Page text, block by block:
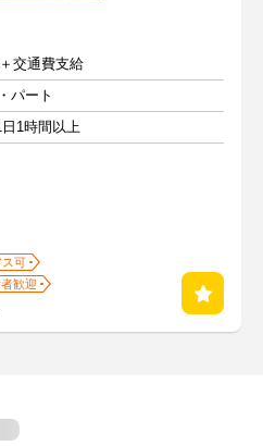
交通費支給
パート
1時間以上
ス可
歓迎